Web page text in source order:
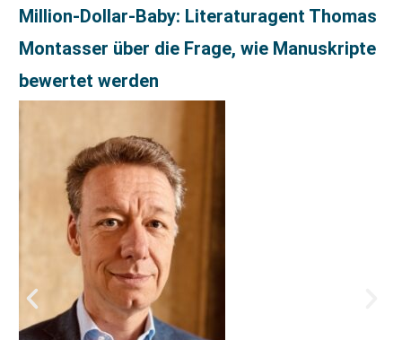
Million-Dollar-Baby: Literaturagent Thomas
Montasser über die Frage, wie Manuskripte
bewertet werden